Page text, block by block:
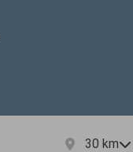
30 km